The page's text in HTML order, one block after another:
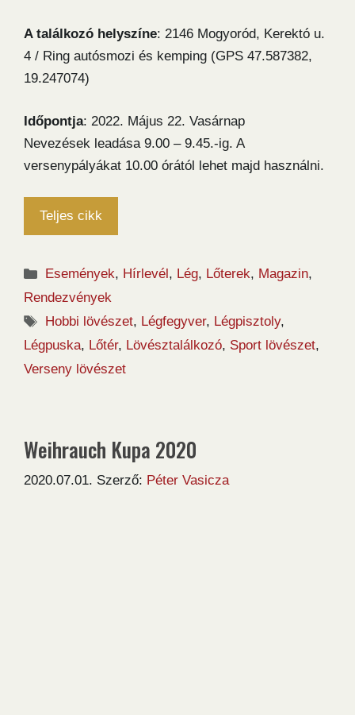
A találkozó helyszíne: 2146 Mogyoród, Kerektó u.
4 / Ring autósmozi és kemping (GPS 47.587382,
19.247074)
Időpontja: 2022. Május 22. Vasárnap
Nevezések leadása 9.00 – 9.45.-ig. A
versenypályákat 10.00 órától lehet majd használni.
Teljes cikk
Kategória
Események, Hírlevél , Lég, Lőterek, Magazin,
Rendezvények
Címkék
Hobbi lövészet, Légfegyver, Légpisztoly,
Légpuska, Lőtér, Lövésztalálkozó, Sport lövészet,
Verseny lövészet
Weihrauch Kupa 2020
2020.07.01. Szerző: Péter Vasicza